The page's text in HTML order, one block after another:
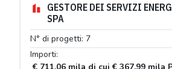
GESTORE DEI SERVIZI
SPA
N° di progetti: 7
Importi:
€ 711.06 mila di cui € 367.99 mila